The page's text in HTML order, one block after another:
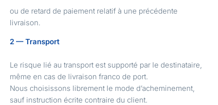
ou de retard de paiement relatif à une précédente
livraison.
2 — Transport
Le risque lié au transport est supporté par le destinataire,
même en cas de livraison franco de port.
Nous choisissons librement le mode d’acheminement,
sauf instruction écrite contraire du client.